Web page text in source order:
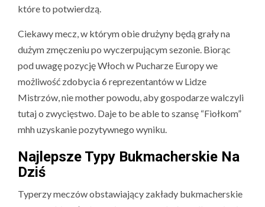
które to potwierdzą.
Ciekawy mecz, w którym obie drużyny będą grały na
dużym zmęczeniu po wyczerpującym sezonie. Biorąc
pod uwagę pozycję Włoch w Pucharze Europy we
możliwość zdobycia 6 reprezentantów w Lidze
Mistrzów, nie mother powodu, aby gospodarze walczyli
tutaj o zwycięstwo. Daje to be able to szansę “Fiołkom”
mhh uzyskanie pozytywnego wyniku.
Najlepsze Typy Bukmacherskie Na
Dziś
Typerzy meczów obstawiający zakłady bukmacherskie